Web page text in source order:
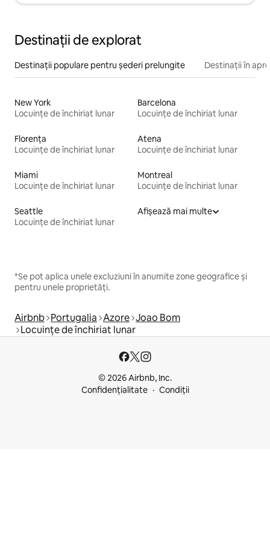
Destinații de explorat
Destinații populare pentru șederi prelungite Destinații în
New York
Locuințe de închiriat lunar
Barcelona
Locuințe de închiriat lunar
Florența
Locuințe de închiriat lunar
Atena
Locuințe de închiriat lunar
Miami
Locuințe de închiriat lunar
Montreal
Locuințe de închiriat lunar
Seattle
Locuințe de închiriat lunar
Afișează mai multe
*Se pot aplica unele excluziuni în anumite zone geografice și
pentru unele proprietăți.
Airbnb Portugalia Azore Joao Bom
Locuințe de închiriat lunar
© 2026 Airbnb, Inc.
Confidențialitate
Condiții